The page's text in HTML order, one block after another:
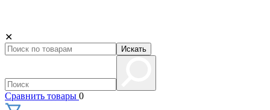
✕
Искать
Сравнить товары 0